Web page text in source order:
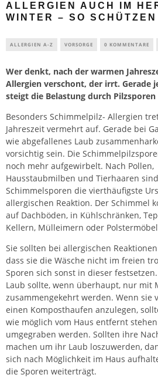
ALLERGIEN AUCH IM
WINTER – SO
ALLERGIEN A-Z VORSORGE 0 KOMMENTARE
Wer denkt, nach der warmen
Allergien verschont, der irrt. Gerade
steigt die Belastung durch
Besonders Schimmelpilz- Allergien
Jahreszeit vermehrt auf. Gerade bei
wie abgefallenes Laub
vorsichtig sein. Die
noch mehr aufgewirbelt. Nach Pollen,
Hausstaubmilben und Tierhaaren sind
Schimmelsporen die vierthäufigste
allergischen Reaktion. Der Schimmel
auf Dachböden, in Kühlschränken,
Kellern, Mülleimern oder
Sie sollten bei allergischen
dass sie die Wäsche nicht im freien
Sporen sich sonst in dieser
Laub sollte, wenn überhaupt, nur mit
zusammengekehrt werden. Wenn sie
einen Komposthaufen anzulegen,
wie möglich vom Haus entfernt
umgegraben werden. Sollten ihre
machen um ihr Laub loszuwerden,
sich nach Möglichkeit im Haus
die Sporen weiterträgt.